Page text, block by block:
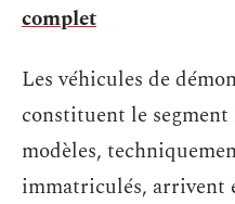
complet
Les véhicules de
constituent le
modèles,
immatriculés, arrivent